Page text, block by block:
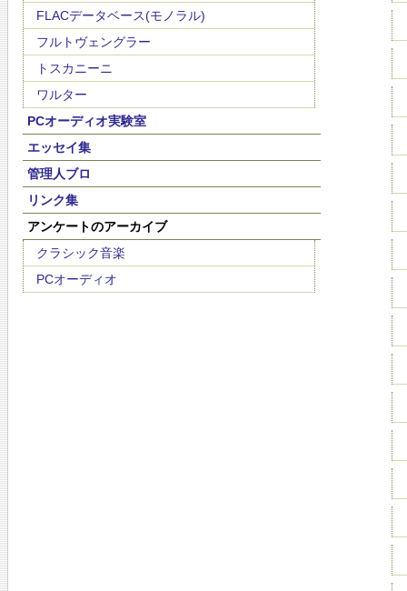
FLACデータベース(モノラル)
フルトヴェングラー
トスカニーニ
ワルター
PCオーディオ実験室
エッセイ集
管理人ブロ
リンク集
アンケートのアーカイブ
クラシック音楽
PCオーディオ